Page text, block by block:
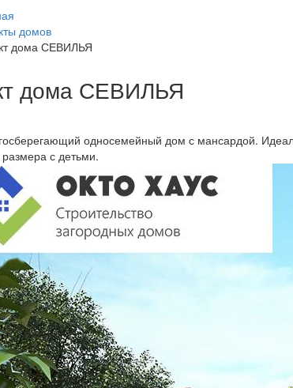
домов
дома СЕВИЛЬЯ
дома СЕВИЛЬЯ
односемейный дом с мансардой.
с детьми.